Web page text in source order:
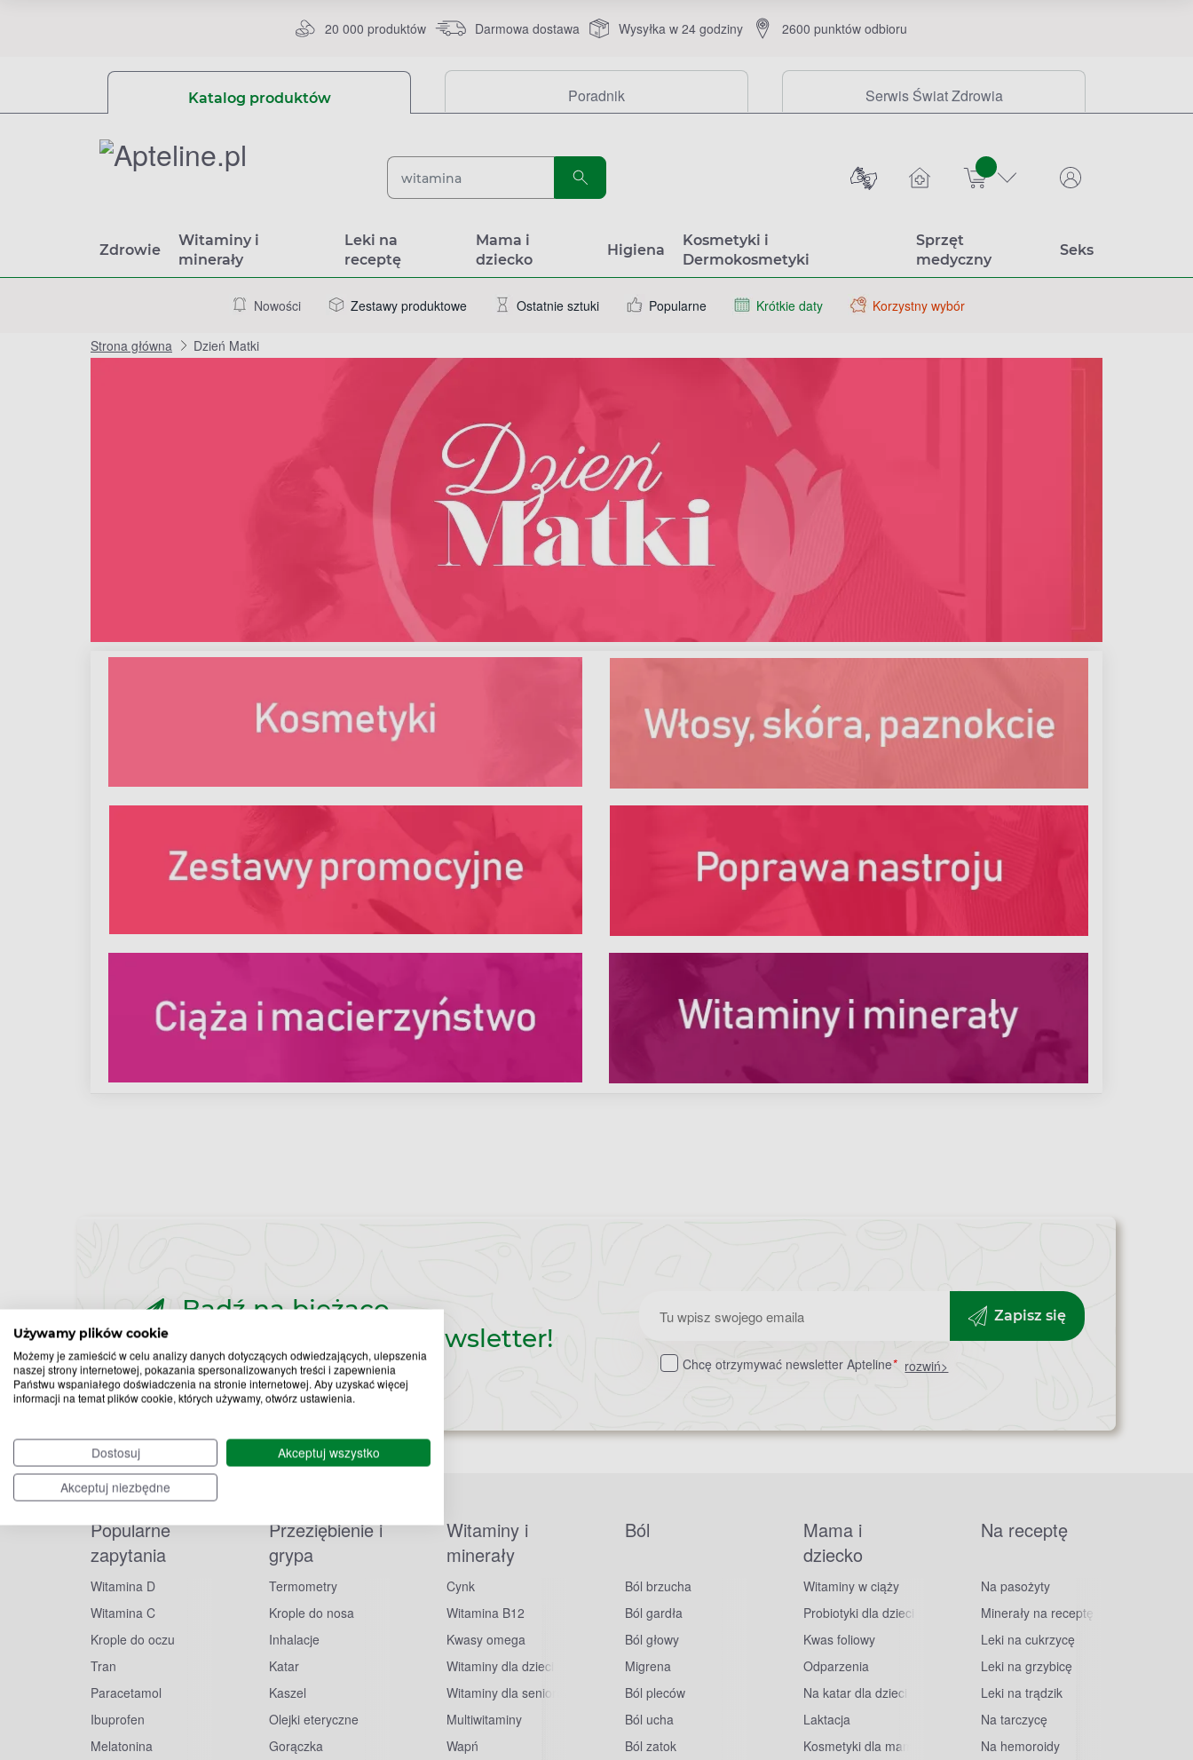
Używamy plików cookie
Możemy je zamieścić w celu analizy danych dotyczących odwiedzających, ulepszenia
naszej strony internetowej, pokazania spersonalizowanych treści i zapewnienia
Państwu wspaniałego doświadczenia na stronie internetowej. Aby uzyskać więcej
informacji na temat plików cookie, których używamy, otwórz ustawienia.
Dostosuj
Akceptuj wszystko
Akceptuj niezbędne
20 000 produktów Darmowa dostawa Wysyłka w 24 godziny 2600 punktów odbioru
Katalog produktów Poradnik Serwis Świat Zdrowia
sztuk
Zdrowie
Witaminy i
minerały
Leki na
receptę
Mama i
dziecko
Higiena
Kosmetyki i
Dermokosmetyki
Sprzęt
medyczny
Seks
Nowości Zestawy produktowe Ostatnie sztuki Popularne Krótkie daty Korzystny wybór
Strona główna Dzień Matki
Bądź na bieżąco,
zapisz się na nasz newsletter!
Zapisz
do
Zapisz się
Chcę otrzymywać newsletter Apteline* rozwiń>
Popularne
zapytania
Witamina D
Witamina C
Krople do oczu
Tran
Paracetamol
Ibuprofen
Melatonina
Przeziębienie i
grypa
Termometry
Krople do nosa
Inhalacje
Katar
Kaszel
Olejki eteryczne
Gorączka
Witaminy i
minerały
Cynk
Witamina B12
Kwasy omega
Witaminy dla dzieci
Witaminy dla seniorów
Multiwitaminy
Wapń
Ból
Ból brzucha
Ból gardła
Ból głowy
Migrena
Ból pleców
Ból ucha
Ból zatok
Mama i
dziecko
Witaminy w ciąży
Probiotyki dla dzieci
Kwas foliowy
Odparzenia
Na katar dla dzieci
Laktacja
Kosmetyki dla mam
Na receptę
Na pasożyty
Minerały na receptę
Leki na cukrzycę
Leki na grzybicę
Leki na trądzik
Na tarczycę
Na hemoroidy